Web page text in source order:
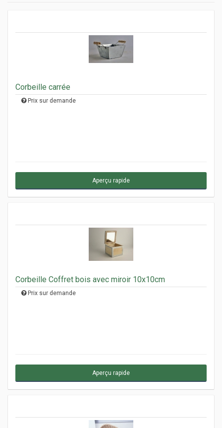
Corbeille carrée
Prix sur demande
Aperçu rapide
Corbeille Coffret bois avec miroir 10x10cm
Prix sur demande
Aperçu rapide